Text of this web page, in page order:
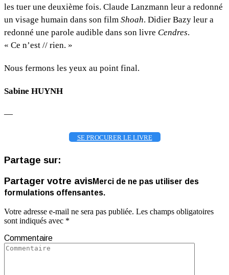
les tuer une deuxième fois. Claude Lanzmann leur a redonné
un visage humain dans son film Shoah. Didier Bazy leur a
redonné une parole audible dans son livre Cendres.
« Ce n’est // rien. »
Nous fermons les yeux au point final.
Sabine HUYNH
—
SE PROCURER LE LIVRE
Partage sur:
Partager votre avisMerci de ne pas utiliser des
formulations offensantes.
Votre adresse e-mail ne sera pas publiée. Les champs obligatoires
sont indiqués avec *
Commentaire